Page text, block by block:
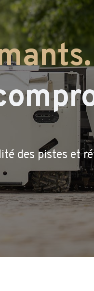
des pistes et